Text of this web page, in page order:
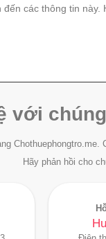
các thông tin này.
với
Chothuephongtro.me.
Hãy phản hồi cho